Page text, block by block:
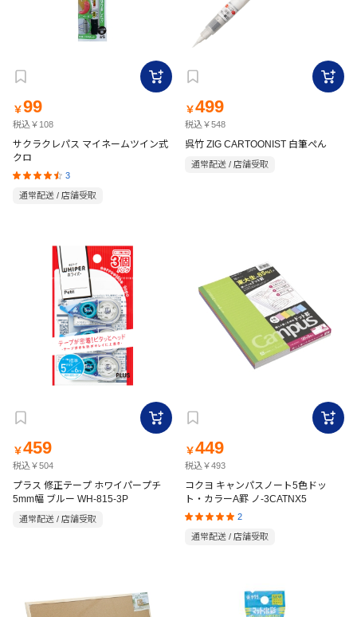
￥99
税込￥108
サクラクレパス マイネームツイン式
クロ
3
通常配送 / 店舗受取
￥499
税込￥548
呉竹 ZIG CARTOONIST 白筆ぺん
通常配送 / 店舗受取
￥459
税込￥504
プラス 修正テープ ホワイパープチ
5mm幅 ブルー WH-815-3P
通常配送 / 店舗受取
￥449
税込￥493
コクヨ キャンパスノート5色ドッ
ト・カラーA罫 ノ-3CATNX5
2
通常配送 / 店舗受取